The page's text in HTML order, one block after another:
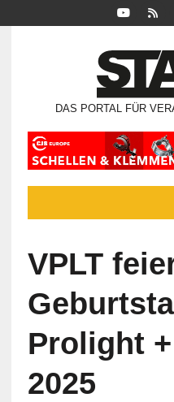
DAS PORTAL FÜR
VPLT
Prolight
2025